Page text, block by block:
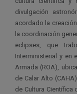
divulgación
acordado la
la coordinación
eclipses, que
Interministerial y en
Armada (ROA),
de Calar Alto
de Cultura